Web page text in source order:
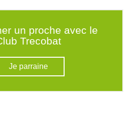
un proche avec le
Trecobat
Je parraine